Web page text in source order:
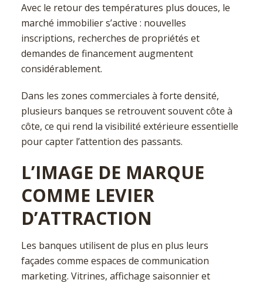
Avec le retour des températures plus douces, le
marché immobilier s’active : nouvelles
inscriptions, recherches de propriétés et
demandes de financement augmentent
considérablement.
Dans les zones commerciales à forte densité,
plusieurs banques se retrouvent souvent côte à
côte, ce qui rend la visibilité extérieure essentielle
pour capter l’attention des passants.
L’IMAGE DE MARQUE
COMME LEVIER
D’ATTRACTION
Les banques utilisent de plus en plus leurs
façades comme espaces de communication
marketing. Vitrines, affichage saisonnier et